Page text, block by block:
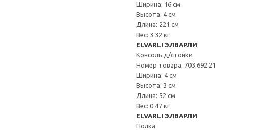
Ширина: 16 см
Высота: 4 см
Длина: 221 см
Вес: 3.32 кг
ELVARLI ЭЛВАРЛИ
Консоль д/стойки
Номер товара: 703.692.21
Ширина: 4 см
Высота: 3 см
Длина: 52 см
Вес: 0.47 кг
ELVARLI ЭЛВАРЛИ
Полка